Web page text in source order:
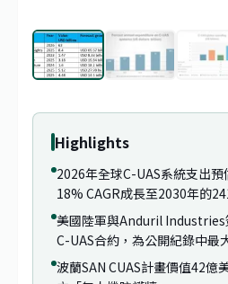
Highlights
2026年全球C-UAS系統支出
18% CAGR成長至2030年的
美國陸軍與Anduril Industries
C-UAS合約，為公開紀錄中最
波蘭SAN CUAS計畫價值42億